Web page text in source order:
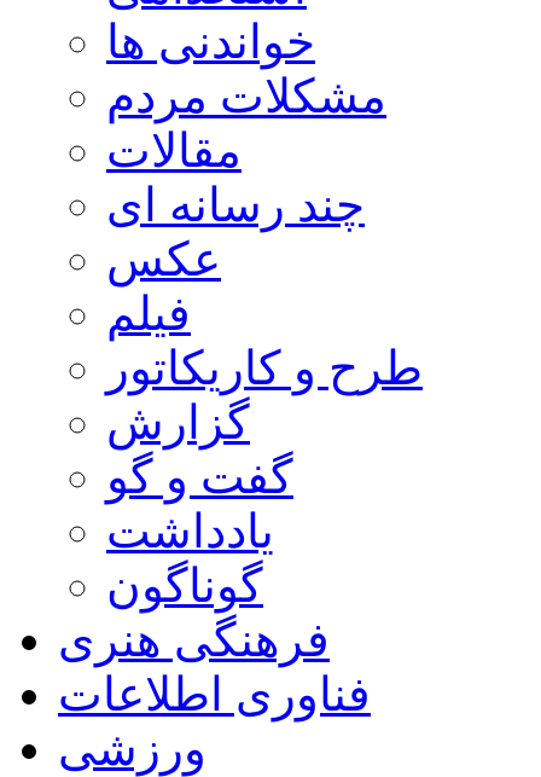
خواندنی ها
مشکلات مردم
مقالات
چند رسانه ای
عکس
فیلم
طرح و کاریکاتور
گزارش
گفت و گو
یادداشت
گوناگون
فرهنگی هنری
فناوری اطلاعات
ورزشی